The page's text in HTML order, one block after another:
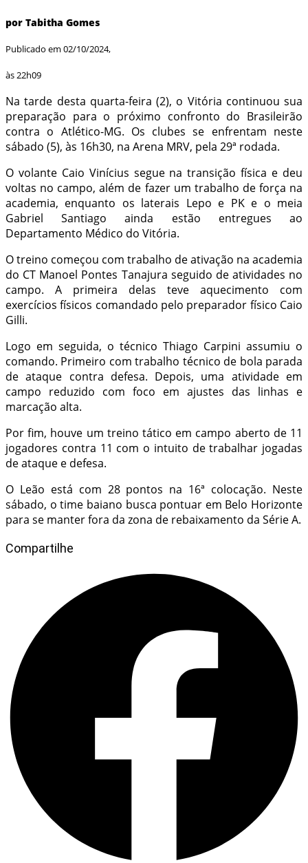
por Tabitha Gomes
Publicado em 02/10/2024,
às 22h09
Na tarde desta quarta-feira (2), o Vitória continuou sua
preparação para o próximo confronto do Brasileirão
contra o Atlético-MG. Os clubes se enfrentam neste
sábado (5), às 16h30, na Arena MRV, pela 29ª rodada.
O volante Caio Vinícius segue na transição física e deu
voltas no campo, além de fazer um trabalho de força na
academia, enquanto os laterais Lepo e PK e o meia
Gabriel Santiago ainda estão entregues ao
Departamento Médico do Vitória.
O treino começou com trabalho de ativação na academia
do CT Manoel Pontes Tanajura seguido de atividades no
campo. A primeira delas teve aquecimento com
exercícios físicos comandado pelo preparador físico Caio
Gilli.
Logo em seguida, o técnico Thiago Carpini assumiu o
comando. Primeiro com trabalho técnico de bola parada
de ataque contra defesa. Depois, uma atividade em
campo reduzido com foco em ajustes das linhas e
marcação alta.
Por fim, houve um treino tático em campo aberto de 11
jogadores contra 11 com o intuito de trabalhar jogadas
de ataque e defesa.
O Leão está com 28 pontos na 16ª colocação. Neste
sábado, o time baiano busca pontuar em Belo Horizonte
para se manter fora da zona de rebaixamento da Série A.
Compartilhe